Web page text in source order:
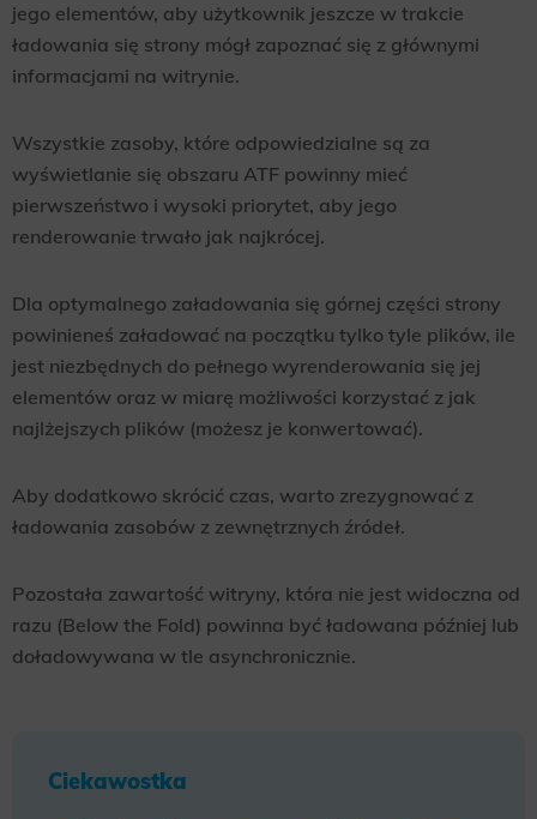
jego elementów, aby użytkownik jeszcze w trakcie
ładowania się strony mógł zapoznać się z głównymi
informacjami na witrynie.
Wszystkie zasoby, które odpowiedzialne są za
wyświetlanie się obszaru ATF powinny mieć
pierwszeństwo i wysoki priorytet, aby jego
renderowanie trwało jak najkrócej.
Dla optymalnego załadowania się górnej części strony
powinieneś załadować na początku tylko tyle plików, ile
jest niezbędnych do pełnego wyrenderowania się jej
elementów oraz w miarę możliwości korzystać z jak
najlżejszych plików (możesz je konwertować).
Aby dodatkowo skrócić czas, warto zrezygnować z
ładowania zasobów z zewnętrznych źródeł.
Pozostała zawartość witryny, która nie jest widoczna od
razu (Below the Fold) powinna być ładowana później lub
doładowywana w tle asynchronicznie.
Ciekawostka